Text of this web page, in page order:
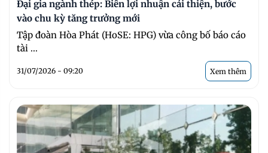
Đại gia ngành thép: Biên lợi nhuận cải thiện, bước
vào chu kỳ tăng trưởng mới
Tập đoàn Hòa Phát (HoSE: HPG) vừa công bố báo cáo
tài ...
31/07/2026 - 09:20 Xem thêm